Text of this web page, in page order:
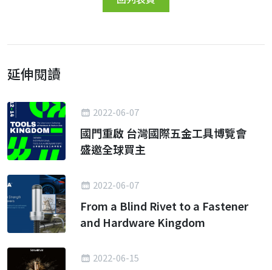
延伸閱讀
2022-06-07
國門重啟 台灣國際五金工具博覽會
盛邀全球買主
2022-06-07
From a Blind Rivet to a Fastener
and Hardware Kingdom
2022-06-15